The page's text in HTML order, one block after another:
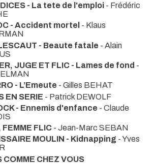
- La tete de l'emploi - Frédéric
- Accident mortel - Klaus
- Beaute fatale - Alain
JUGE ET FLIC - Lames de fond -
- L’Emeute - Gilles BEHAT
EN SERIE - Patrick DEWOLF
- Ennemis d'enfance - Claude
FEMME FLIC - Jean-Marc SEBAN
MOULIN - Kidnapping - Yves
COMME CHEZ VOUS